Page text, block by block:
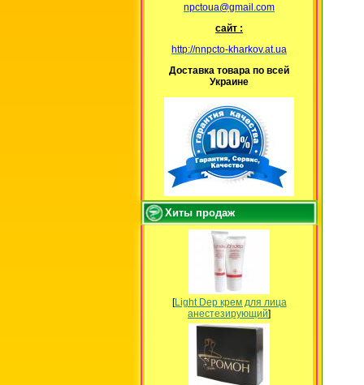
npctoua@gmail.com
сайт :
http://nnpcto-kharkov.at.ua
Доставка товара по всей
Украине
Хиты продаж
[Light Dep крем для лица
анестезирующий]